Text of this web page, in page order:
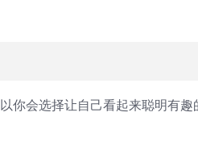
你会选择让自己看起来聪明有趣